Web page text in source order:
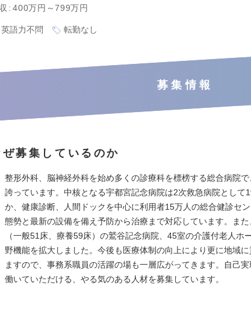
400万円～799万円
英語力不問 転勤なし
募集情報
ぜ募集しているのか
整形外科、脳神経外科を始め多くの診療科を標榜する総合病院
誇っています。中核となる宇都宮記念病院は2次救急病院として
か、健康診断、人間ドックを中心に利用者15万人の総合健診セ
態勢と最新の設備を備え予防から治療まで対応しています。ま
（一般51床、療養59床）の鷲谷記念病院、45室の介護付老人ホ
野機能を拡大しました。今後も医療体制の向上により更に地域
ますので、事務系職員の活躍の場も一層広がってきます。自己
働いていただける、やる気のある人材を募集しています。